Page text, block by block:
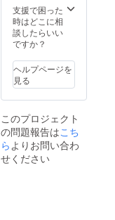
決めさ
せて頂
きま
す。 ・
度は月
一回程
度で
す。 ・
できま
せん。
また、
部屋に
は冷暖
テーマ
は講師
に任せ
て頂き
・交通
費や宿
泊費、
手話通
伴う場
合は、
別途請
求させ
て頂き
支援で困った
時はどこに相
談したらいい
ですか？
ヘルプページを
見る
このプロジェクト
の問題報告はこち
らよりお問い合わ
せください